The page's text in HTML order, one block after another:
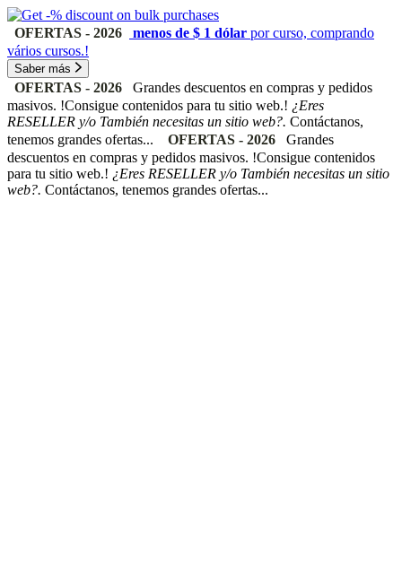
OFERTAS - 2026 menos de $ 1 dólar por curso, comprando
vários cursos.!
Saber más
OFERTAS - 2026
Grandes descuentos en compras y pedidos
masivos. !Consigue contenidos para tu sitio web.! ¿Eres
RESELLER y/o También necesitas un sitio web?. Contáctanos,
tenemos grandes ofertas...
OFERTAS - 2026
Grandes
descuentos en compras y pedidos masivos. !Consigue contenidos
para tu sitio web.! ¿Eres RESELLER y/o También necesitas un sitio
web?. Contáctanos, tenemos grandes ofertas...